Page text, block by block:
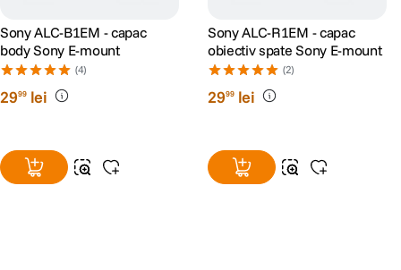
Sony ALC-B1EM - capac
body Sony E-mount
(4)
2999 lei
Sony ALC-R1EM - capac
obiectiv spate Sony E-mount
(2)
2999 lei